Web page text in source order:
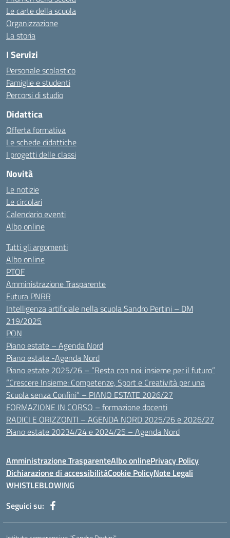
Le carte della scuola
Organizzazione
La storia
I Servizi
Personale scolastico
Famiglie e studenti
Percorsi di studio
Didattica
Offerta formativa
Le schede didattiche
I progetti delle classi
Novità
Le notizie
Le circolari
Calendario eventi
Albo online
Tutti gli argomenti
Albo online
PTOF
Amministrazione Trasparente
Futura PNRR
Intelligenza artificiale nella scuola Sandro Pertini – DM
219/2025
PON
Piano estate – Agenda Nord
Piano estate -Agenda Nord
Piano estate 2025/26 – “Resta con noi: insieme per il futuro”
“Crescere Insieme: Competenze, Sport e Creatività per una
Scuola senza Confini” – PIANO ESTATE 2026/27
FORMAZIONE IN CORSO – formazione docenti
RADICI E ORIZZONTI – AGENDA NORD 2025/26 e 2026/27
Piano estate 20234/24 e 2024/25 – Agenda Nord
Amministrazione TrasparenteAlbo onlinePrivacy Policy
Dichiarazione di accessibilitàCookie PolicyNote Legali
WHISTLEBLOWING
Seguici su: